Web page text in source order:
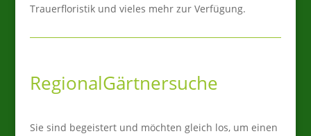
Trauerfloristik und vieles mehr zur Verfügung.
RegionalGärtnersuche
Sie sind begeistert und möchten gleich los, um einen